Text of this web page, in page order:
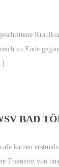
zu Ende
BAD
kamen
Trainerin von